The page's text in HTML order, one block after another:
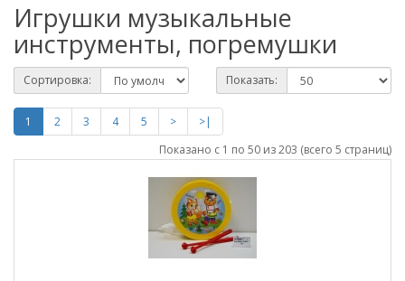
Игрушки музыкальные
инструменты, погремушки
Сортировка: Показать:
1 2 3 4 5 >
>|
Показано с 1 по 50 из 203 (всего 5 страниц)